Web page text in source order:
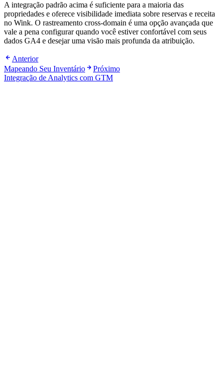
A integração padrão acima é suficiente para a maioria das
propriedades e oferece visibilidade imediata sobre reservas e receita
no Wink. O rastreamento cross-domain é uma opção avançada que
vale a pena configurar quando você estiver confortável com seus
dados GA4 e desejar uma visão mais profunda da atribuição.
Anterior
Mapeando Seu Inventário
Próximo
Integração de Analytics com GTM